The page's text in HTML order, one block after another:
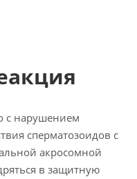
с нарушением
сперматозоидов с
акросомной
в защитную